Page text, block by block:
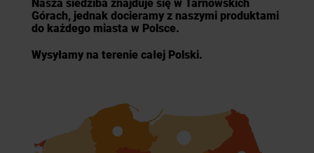
Nasza siedziba znajduje się w Tarnowskich
Górach, jednak docieramy z naszymi produktami
do każdego miasta w Polsce.
Wysyłamy na terenie całej Polski.